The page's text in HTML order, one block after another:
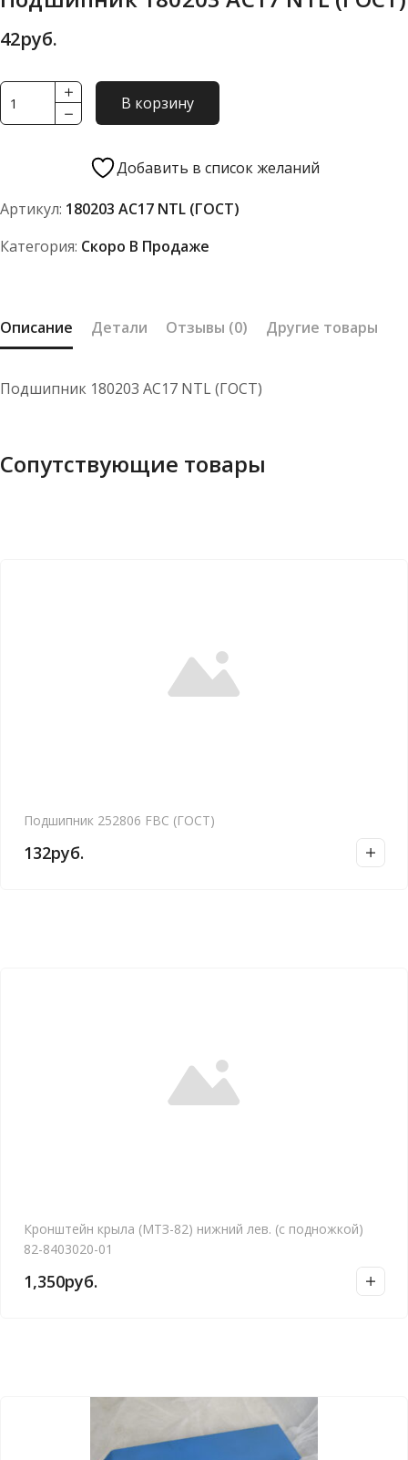
42руб.
Количество
товара
NTL
В корзину
Добавить в список желаний
Артикул: 180203 АС17 NTL (ГОСТ)
Категория: Скоро В Продаже
Описание Детали Отзывы (0) Другие товары
Подшипник 180203 АС17 NTL (ГОСТ)
Сопутствующие товары
Подшипник 252806 FBC (ГОСТ)
132руб.
Кронштейн крыла (МТЗ-82) нижний лев. (с подножкой)
82-8403020-01
1,350руб.